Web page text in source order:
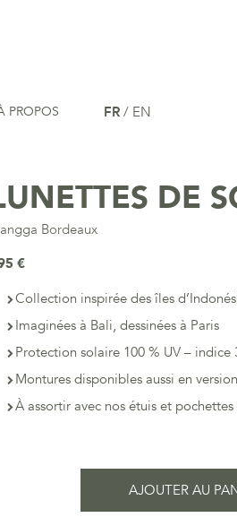
PROPOS FR / EN
DE
Bordeaux
€
Collection inspirée des îles
Imaginées à Bali, dessinées à Paris
Protection solaire 100 % UV – indice
Montures disponibles aussi en
À assortir avec nos étuis et
AJOUTER AU